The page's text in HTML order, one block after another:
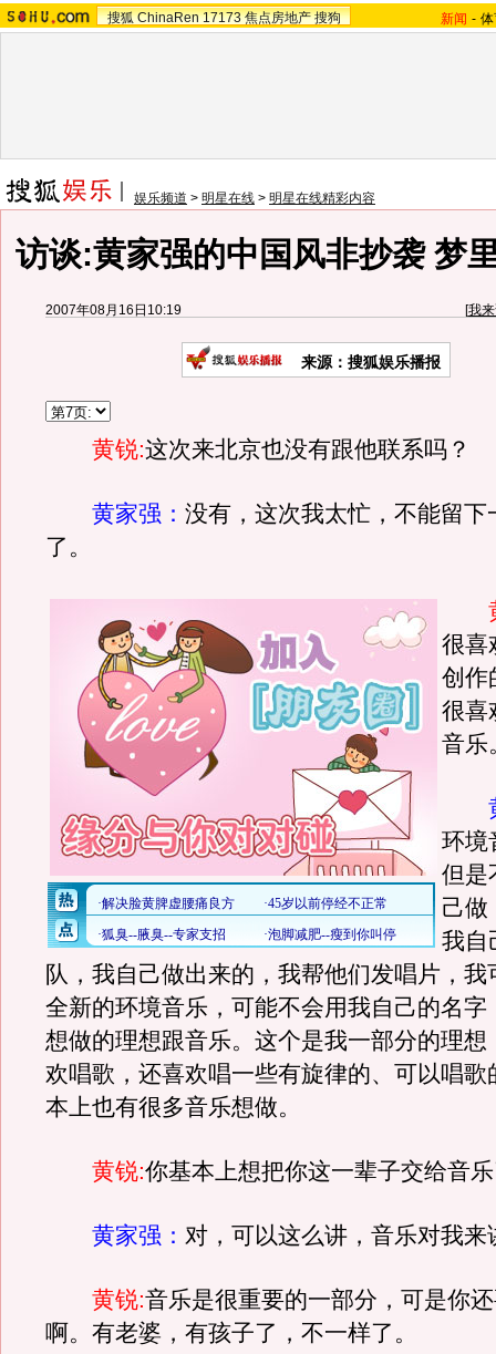
搜狐 ChinaRen 17173 焦点房地产 搜狗 新闻 -
娱乐频道 > 明星在线 > 明星在线精彩内容
访谈:黄家强的中国风非抄袭 梦
2007年08月16日10:19 [我
来源：搜狐娱乐播报
黄锐:这次来北京也没有跟他联系吗？
黄家强： 没有，这次我太忙，不能留下
了。
很喜
创作
很喜
音乐
环境
但是
己做
我自
队，我自己做出来的，我帮他们发唱片，我
全新的环境音乐，可能不会用我自己的名字
想做的理想跟音乐。这个是我一部分的理想
欢唱歌，还喜欢唱一些有旋律的、可以唱歌
本上也有很多音乐想做。
黄锐:你基本上想把你这一辈子交给音
黄家强： 对，可以这么讲，音乐对我来
黄锐:音乐是很重要的一部分，可是你
啊。有老婆，有孩子了，不一样了。